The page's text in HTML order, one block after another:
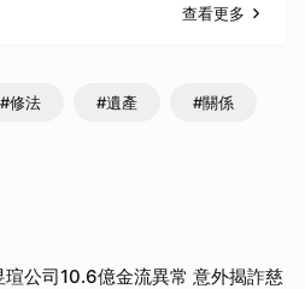
查看更多
#修法 #遺產 #關係
瑄公司10.6億金流異常 意外揭詐慈